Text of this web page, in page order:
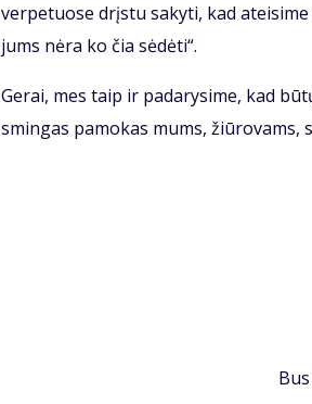
ver­pe­tuo­se drįs­tu sa­ky­ti, kad at­ei­si­me
jums nė­ra ko čia sė­dė­ti“.
Ge­rai, mes taip ir pa­da­ry­si­me, kad
smin­gas pa­mo­kas mums,